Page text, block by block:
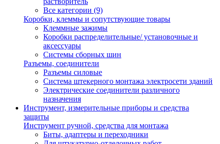
Все категории (9)
Коробки, клеммы и сопутствующие товары
Клеммные зажимы
Коробки распределительные/ установочные и
аксессуары
Системы сборных шин
Разъемы, соединители
Разъемы силовые
Система штекерного монтажа электросети зданий
Электрические соединители различного
назначения
Инструмент, измерительные приборы и средства
защиты
Инструмент ручной, средства для монтажа
Биты, адаптеры и переходники